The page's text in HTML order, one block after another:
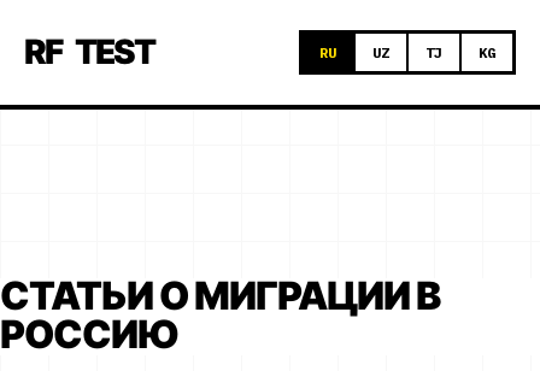
RF TEST RU UZ TJ KG
СТАТЬИ О МИГРАЦИИ В
РОССИЮ